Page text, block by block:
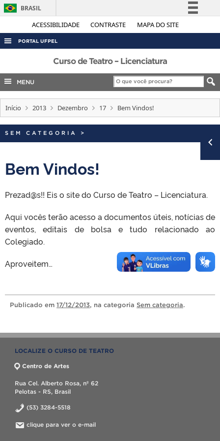
ACESSIBILIDADE CONTRASTE MAPA DO SITE
BRASIL
Simplifique!
Legislação
Canais
PORTAL UFPEL
ACESSO À INFORMAÇÃO
AUDITORIA
COBALTO
CONCURSOS
EDITAIS
INTERNACIONAL
PORTARIAS
TELEFONES
Curso de Teatro – Licenciatura
MENU
Início 2013 Dezembro 17 Bem Vindos!
SEM CATEGORIA >
Bem Vindos!
Prezad@s!! Eis o site do Curso de Teatro – Licenciatura.
Aqui vocês terão acesso a documentos úteis, notícias de
eventos, editais de bolsa e tudo relacionado ao
Colegiado.
Aproveitem…
Publicado em 17/12/2013, na categoria Sem categoria.
LOCALIZE O CURSO DE TEATRO
Centro de Artes
Rua Cel. Alberto Rosa, nº 62
Pelotas - RS, Brasil
(53) 3284-5518
clique para ver o e-mail